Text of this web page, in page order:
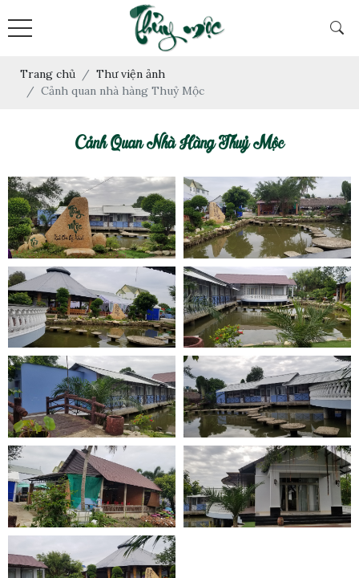
Trang chủ
Thư viện ảnh
Cảnh quan nhà hàng Thuỷ Mộc
Cảnh Quan Nhà Hàng Thuỷ Mộc